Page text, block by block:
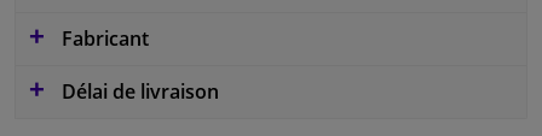
Fabricant
Délai de livraison